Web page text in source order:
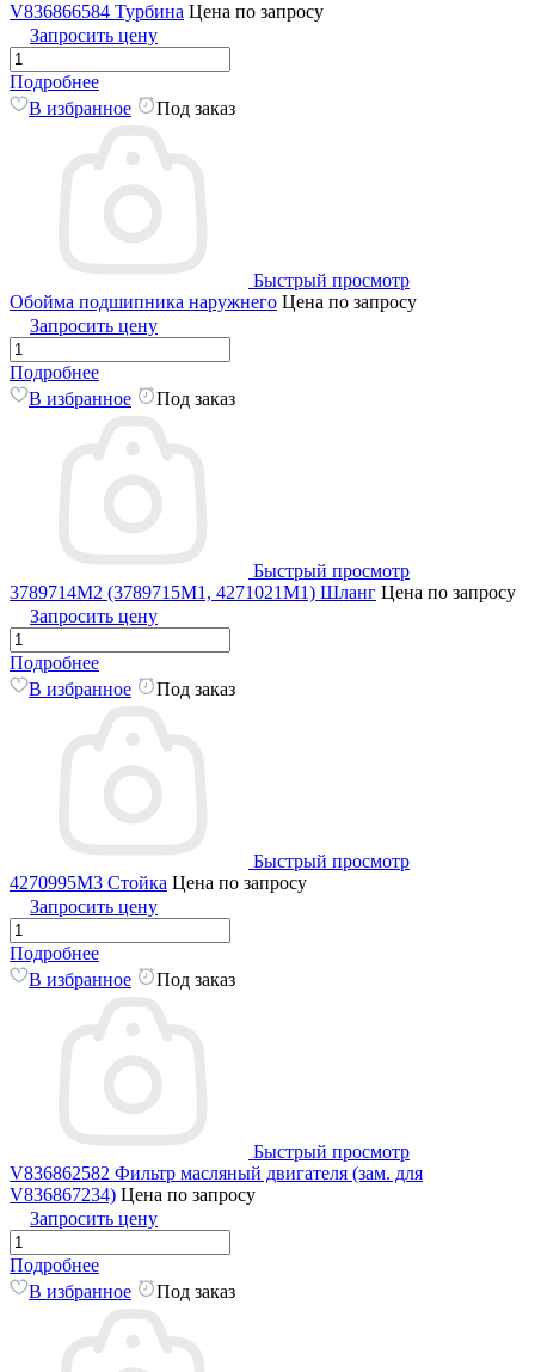
V836866584 Турбина Цена по запросу
Запросить цену
Подробнее
В избранное
Под заказ
Быстрый просмотр
Обойма подшипника наружнего Цена по запросу
Запросить цену
Подробнее
В избранное
Под заказ
Быстрый просмотр
3789714M2 (3789715M1, 4271021M1) Шланг Цена по запросу
Запросить цену
Подробнее
В избранное
Под заказ
Быстрый просмотр
4270995M3 Стойка Цена по запросу
Запросить цену
Подробнее
В избранное
Под заказ
Быстрый просмотр
V836862582 Фильтр масляный двигателя (зам. для
V836867234) Цена по запросу
Запросить цену
Подробнее
В избранное
Под заказ